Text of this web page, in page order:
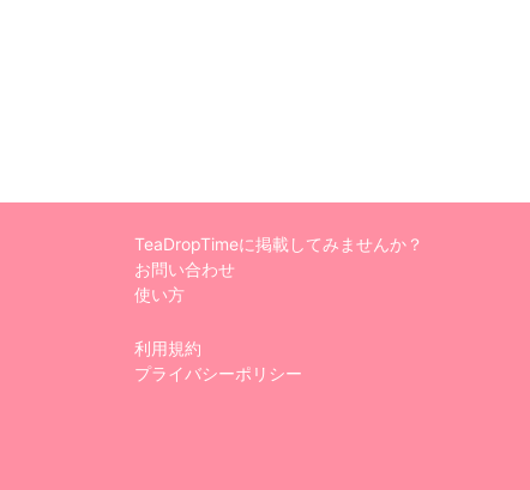
TeaDropTimeに掲載してみませんか？
お問い合わせ
使い方
利用規約
プライバシーポリシー